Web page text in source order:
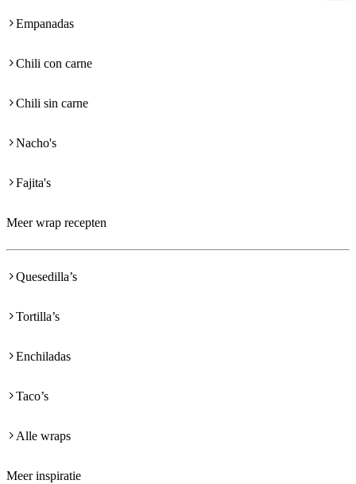
Empanadas
Chili con carne
Chili sin carne
Nacho's
Fajita's
Meer wrap recepten
Quesedilla’s
Tortilla’s
Enchiladas
Taco’s
Alle wraps
Meer inspiratie